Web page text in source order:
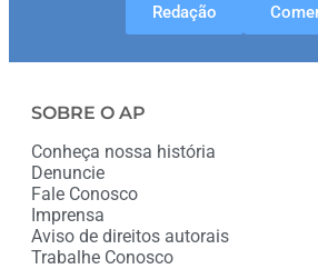
Redação
SOBRE O AP
Conheça nossa história
Denuncie
Fale Conosco
Imprensa
Aviso de direitos autorais
Trabalhe Conosco